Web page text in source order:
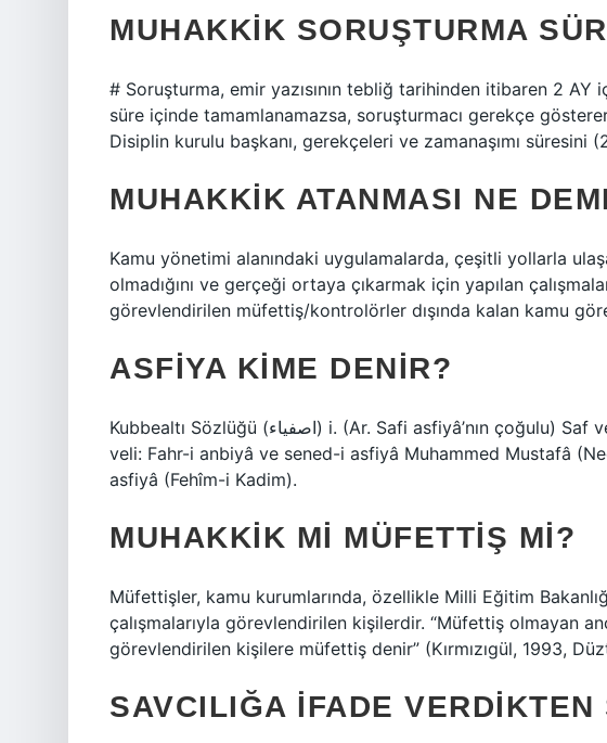
MUHAKKIK SORUŞTURMA
# Soruşturma, emir yazısının tebliğ tarihinden itibaren 2 AY
süre içinde tamamlanamazsa, soruşturmacı gerekçe
Disiplin kurulu başkanı, gerekçeleri ve zamanaşımı
MUHAKKIK ATANMASI NE
Kamu yönetimi alanındaki uygulamalarda, çeşitli yollarla
olmadığını ve gerçeği ortaya çıkarmak için yapılan
görevlendirilen müfettiş/kontrolörler dışında kalan kamu
ASFIYA KIME DENIR?
Kubbealtı Sözlüğü (ﺍﺻﻔﻴﺎﺀ) i. (Ar. Safi asfiyâ’nın çoğulu) Saf ve pak, samimi, her türlü kötülükten uzak,
veli: Fahr-i anbiyâ ve sened-i asfiyâ Muhammed Mustafâ
asfiyâ (Fehîm-i Kadim).
MUHAKKIK MI MÜFETTIŞ MI?
Müfettişler, kamu kurumlarında, özellikle Milli Eğitim
çalışmalarıyla görevlendirilen kişilerdir. “Müfettiş olmayan
görevlendirilen kişilere müfettiş denir” (Kırmızıgül, 1993,
SAVCILIĞA IFADE